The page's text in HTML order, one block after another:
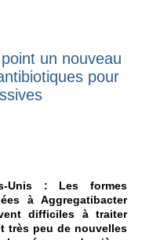
un nouveau
pour
Unis : Les formes
à Aggregatibacter
difficiles à traiter
très peu de nouvelles